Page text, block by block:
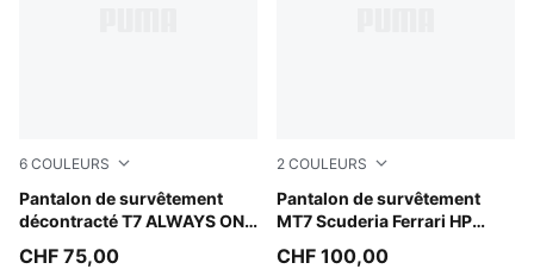
6 COULEURS
Pantalon de survêtement
décontracté T7 ALWAYS ON
Buttercream-Inky Depths
CHF 75,00
2 COULEURS
Pantalon de survêtement
MT7 Scuderia Ferrari HP
Puma Black
CHF 100,00